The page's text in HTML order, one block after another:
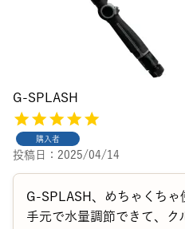
G-SPLASH
購入者
投稿日 2025/04/14
G-SPLASH、めちゃくちゃ
手元で水量調節できて、ク